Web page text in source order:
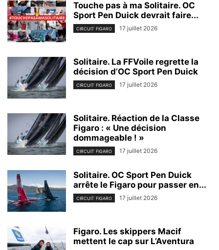
Touche pas à ma Solitaire. OC
Sport Pen Duick devrait faire...
CIRCUIT FIGARO 17 juillet 2026
Solitaire. La FFVoile regrette la
décision d’OC Sport Pen Duick
CIRCUIT FIGARO 17 juillet 2026
Solitaire. Réaction de la Classe
Figaro : « Une décision
dommageable ! »
CIRCUIT FIGARO 17 juillet 2026
Solitaire. OC Sport Pen Duick
arrête le Figaro pour passer en...
CIRCUIT FIGARO 17 juillet 2026
Figaro. Les skippers Macif
mettent le cap sur L’Aventura